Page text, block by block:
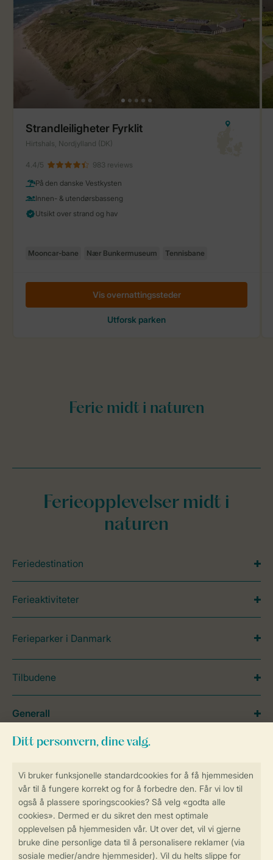
Sikker og rask online booking
Sikker datahåndtering
Ferieopplevelser midt i
naturen
Feriedestination
Ferieaktiviteter
Ferieparker i Danmark
Tilbudene
Generall
Service
Betalingsmuligheder